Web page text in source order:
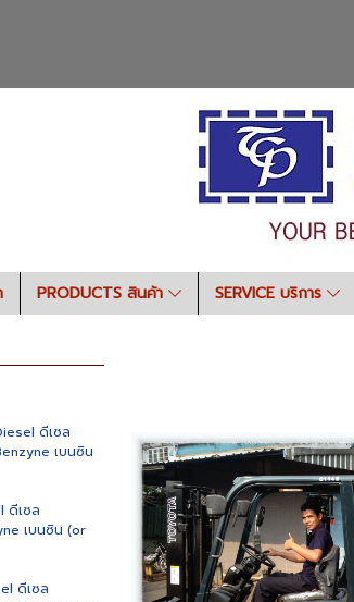
PRODUCTS สินค้า SERVICE บริการ
ดีเซล
เบนซิน
ดีเซล
เบนซิน (or
ดีเซล